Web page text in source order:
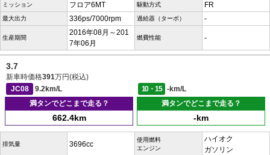
ミッション フロア6MT 駆動方式 FR
最大出力 336ps/7000rpm 過給器（ターボ） -
生産期間
2016年08月～201
7年06月
燃費性能 -
3.7
新車時価格391万円(税込)
JC08
9.2km/L 10・15
-km/L
満タンでどこまで走る？
662.4km
満タンでどこまで走る？
-km
排気量 3696cc
使用燃料
エンジン
ハイオク
ガソリン